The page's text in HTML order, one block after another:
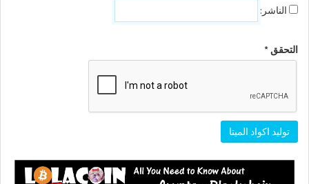
الناشر:
التحقق *